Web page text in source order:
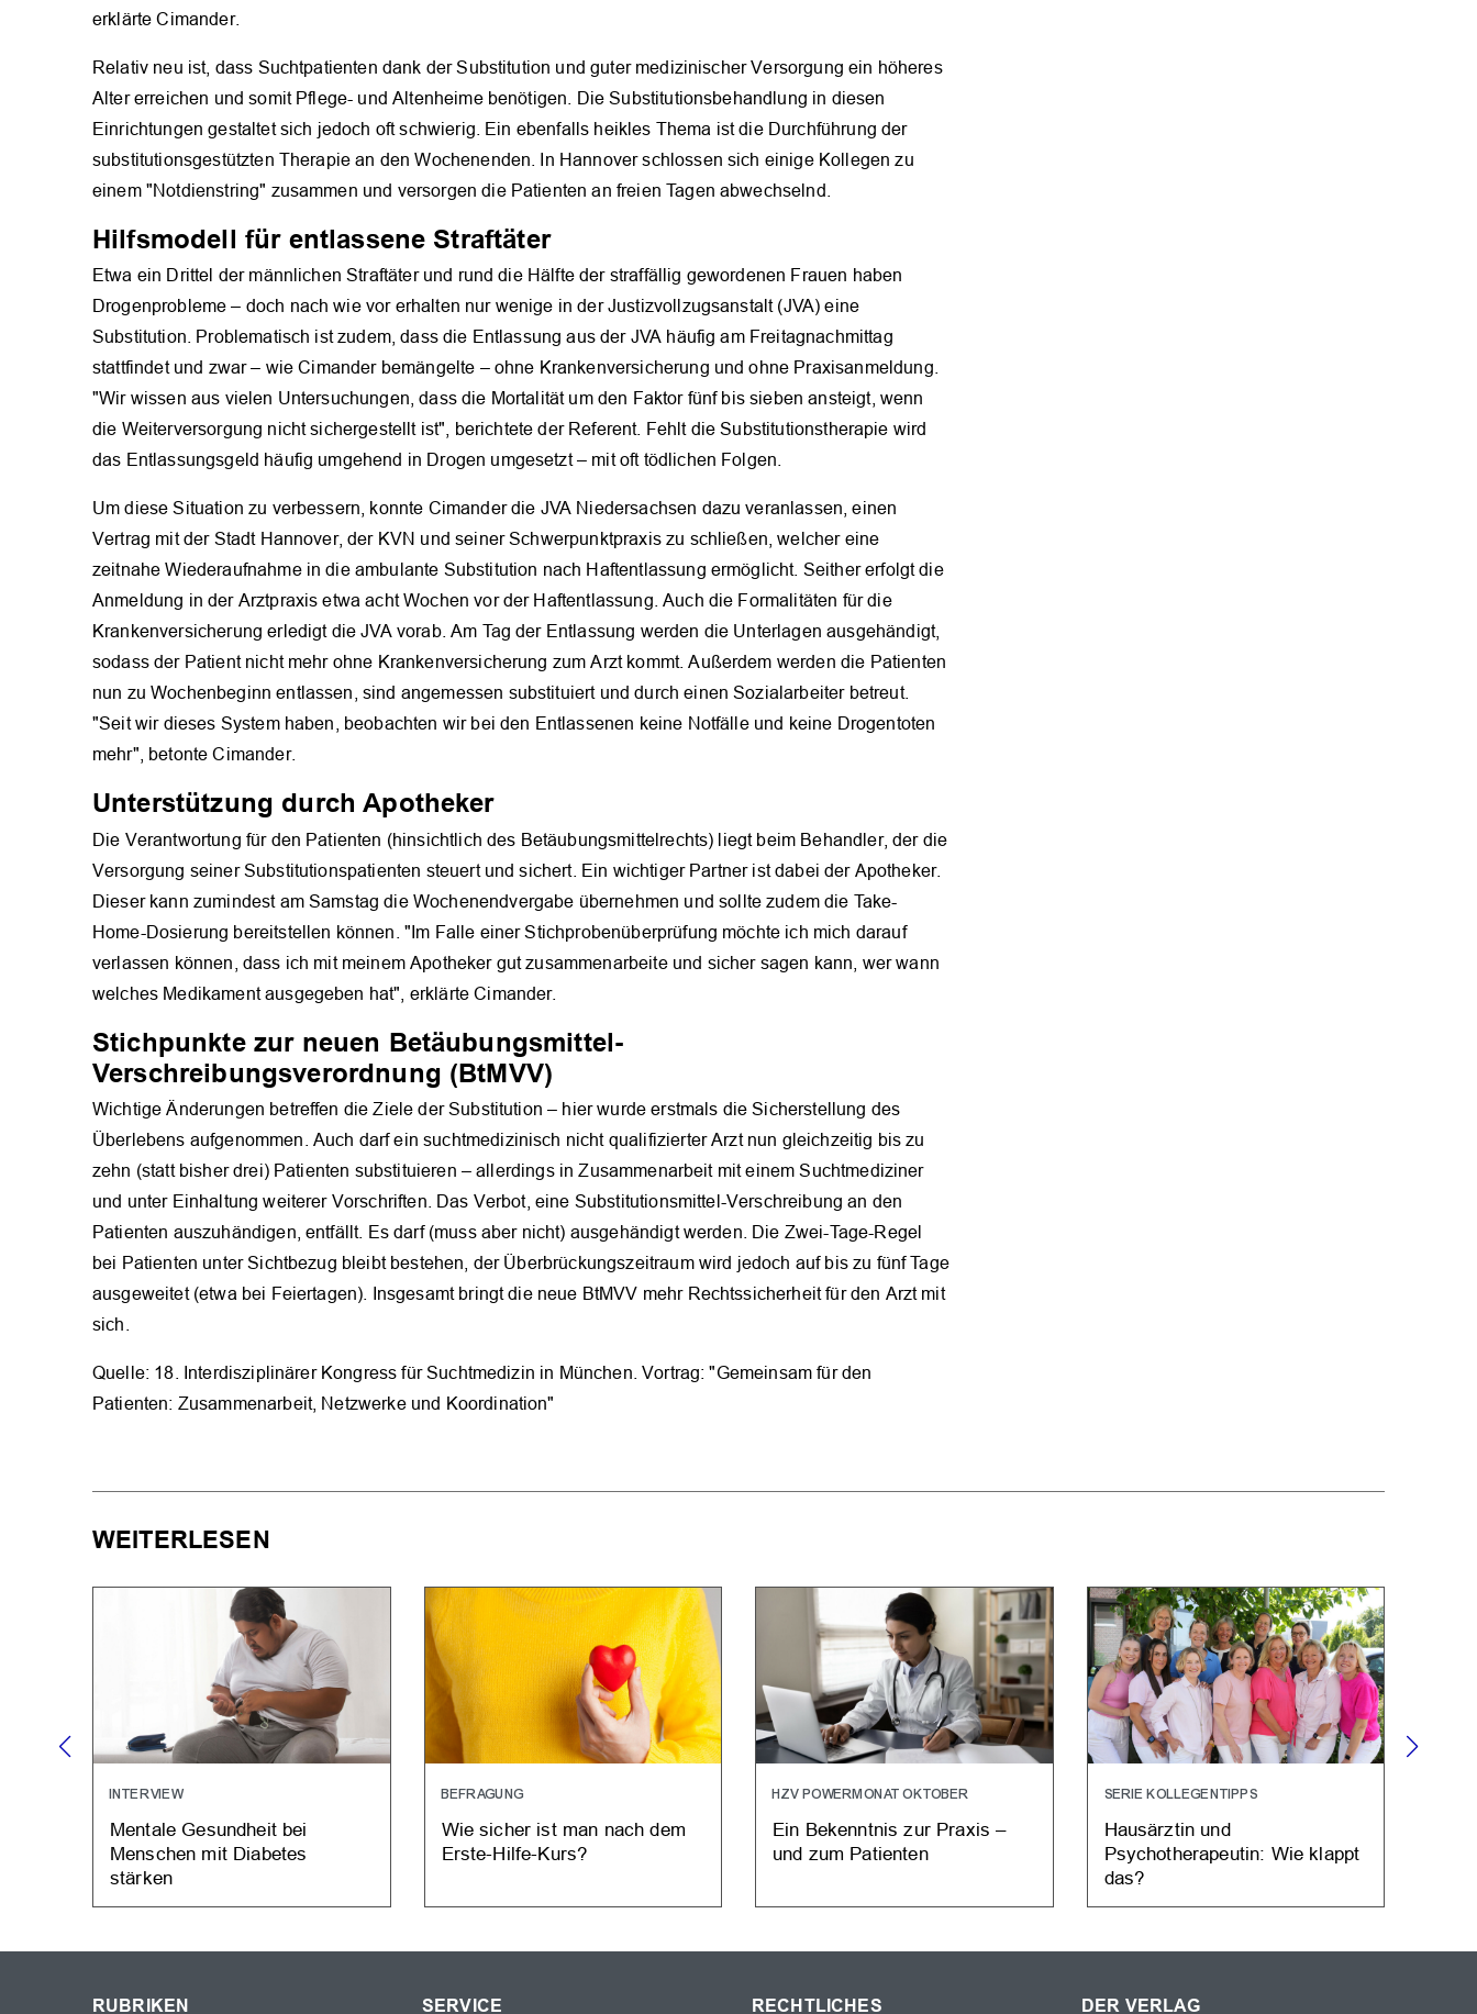
OK
erklärte Cimander.
Relativ neu ist, dass Suchtpatienten dank der Substitution und guter medizinischer Versorgung ein höheres
Alter erreichen und somit Pflege- und Altenheime benötigen. Die Substitutionsbehandlung in diesen
Einrichtungen gestaltet sich jedoch oft schwierig. Ein ebenfalls heikles Thema ist die Durchführung der
substitutionsgestützten Therapie an den Wochenenden. In Hannover schlossen sich einige Kollegen zu
einem "Notdienstring" zusammen und versorgen die Patienten an freien Tagen abwechselnd.
Hilfsmodell für entlassene Straftäter
Etwa ein Drittel der männlichen Straftäter und rund die Hälfte der straffällig gewordenen Frauen haben
Drogenprobleme – doch nach wie vor erhalten nur wenige in der Justizvollzugsanstalt (JVA) eine
Substitution. Problematisch ist zudem, dass die Entlassung aus der JVA häufig am Freitagnachmittag
stattfindet und zwar – wie Cimander bemängelte – ohne Krankenversicherung und ohne Praxisanmeldung.
"Wir wissen aus vielen Untersuchungen, dass die Mortalität um den Faktor fünf bis sieben ansteigt, wenn
die Weiterversorgung nicht sichergestellt ist", berichtete der Referent. Fehlt die Substitutionstherapie wird
das Entlassungsgeld häufig umgehend in Drogen umgesetzt – mit oft tödlichen Folgen.
Um diese Situation zu verbessern, konnte Cimander die JVA Niedersachsen dazu veranlassen, einen
Vertrag mit der Stadt Hannover, der KVN und seiner Schwerpunktpraxis zu schließen, welcher eine
zeitnahe Wiederaufnahme in die ambulante Substitution nach Haftentlassung ermöglicht. Seither erfolgt die
Anmeldung in der Arztpraxis etwa acht Wochen vor der Haftentlassung. Auch die Formalitäten für die
Krankenversicherung erledigt die JVA vorab. Am Tag der Entlassung werden die Unterlagen ausgehändigt,
sodass der Patient nicht mehr ohne Krankenversicherung zum Arzt kommt. Außerdem werden die Patienten
nun zu Wochenbeginn entlassen, sind angemessen substituiert und durch einen Sozialarbeiter betreut.
"Seit wir dieses System haben, beobachten wir bei den Entlassenen keine Notfälle und keine Drogentoten
mehr", betonte Cimander.
Unterstützung durch Apotheker
Die Verantwortung für den Patienten (hinsichtlich des Betäubungsmittelrechts) liegt beim Behandler, der die
Versorgung seiner Substitutionspatienten steuert und sichert. Ein wichtiger Partner ist dabei der Apotheker.
Dieser kann zumindest am Samstag die Wochenendvergabe übernehmen und sollte zudem die Take-
Home-Dosierung bereitstellen können. "Im Falle einer Stichprobenüberprüfung möchte ich mich darauf
verlassen können, dass ich mit meinem Apotheker gut zusammenarbeite und sicher sagen kann, wer wann
welches Medikament ausgegeben hat", erklärte Cimander.
Stichpunkte zur neuen Betäubungsmittel-
Verschreibungsverordnung (BtMVV)
Wichtige Änderungen betreffen die Ziele der Substitution – hier wurde erstmals die Sicherstellung des
Überlebens aufgenommen. Auch darf ein suchtmedizinisch nicht qualifizierter Arzt nun gleichzeitig bis zu
zehn (statt bisher drei) Patienten substituieren – allerdings in Zusammenarbeit mit einem Suchtmediziner
und unter Einhaltung weiterer Vorschriften. Das Verbot, eine Substitutionsmittel-Verschreibung an den
Patienten auszuhändigen, entfällt. Es darf (muss aber nicht) ausgehändigt werden. Die Zwei-Tage-Regel
bei Patienten unter Sichtbezug bleibt bestehen, der Überbrückungszeitraum wird jedoch auf bis zu fünf Tage
ausgeweitet (etwa bei Feiertagen). Insgesamt bringt die neue BtMVV mehr Rechtssicherheit für den Arzt mit
sich.
Quelle: 18. Interdisziplinärer Kongress für Suchtmedizin in München. Vortrag: "Gemeinsam für den
Patienten: Zusammenarbeit, Netzwerke und Koordination"
WEITERLESEN
INTERVIEW
Mentale Gesundheit bei
Menschen mit Diabetes
stärken
BEFRAGUNG
Wie sicher ist man nach dem
Erste-Hilfe-Kurs?
HZV POWERMONAT OKTOBER
Ein Bekenntnis zur Praxis –
und zum Patienten
SERIE KOLLEGENTIPPS
Hausärztin und
Psychotherapeutin: Wie klappt
das?
RUBRIKEN SERVICE RECHTLICHES DER VERLAG